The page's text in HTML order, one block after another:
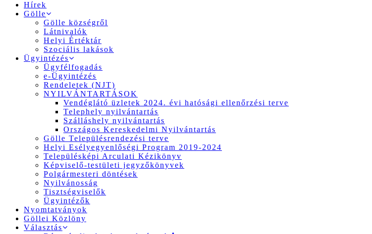
Hírek
Gölle
Gölle községről
Látnivalók
Helyi Értéktár
Szociális lakások
Ügyintézés
Ügyfélfogadás
e-Ügyintézés
Rendeletek (NJT)
NYILVÁNTARTÁSOK
Vendéglátó üzletek 2024. évi hatósági ellenőrzési terve
Telephely nyilvántartás
Szálláshely nyilvántartás
Országos Kereskedelmi Nyilvántartás
Gölle Településrendezési terve
Helyi Esélyegyenlőségi Program 2019-2024
Településképi Arculati Kézikönyv
Képviselő-testületi jegyzőkönyvek
Polgármesteri döntések
Nyilvánosság
Tisztségviselők
Ügyintézők
Nyomtatványok
Göllei Közlöny
Választás